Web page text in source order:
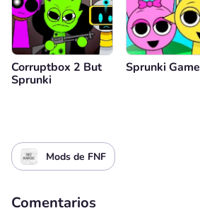
Corruptbox 2 But
Sprunki
Sprunki Game
Mods de FNF
Comentarios